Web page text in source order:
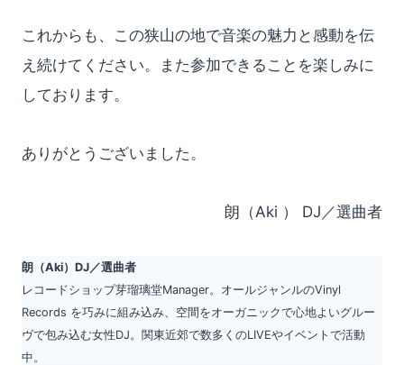
これからも、この狭山の地で音楽の魅力と感動を伝
え続けてください。また参加できることを楽しみに
しております。
ありがとうございました。
朗（Aki ） DJ／選曲者
朗（Aki）DJ／選曲者
レコードショップ芽瑠璃堂Manager。オールジャンルのVinyl
Records を巧みに組み込み、空間をオーガニックで心地よいグルー
ヴで包み込む女性DJ。関東近郊で数多くのLIVEやイベントで活動
中。